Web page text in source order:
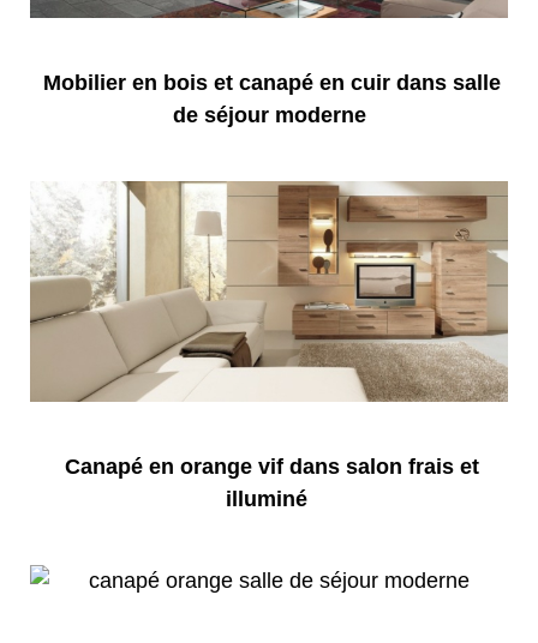
Mobilier en bois et canapé en cuir dans salle
de séjour moderne
Canapé en orange vif dans salon frais et
illuminé